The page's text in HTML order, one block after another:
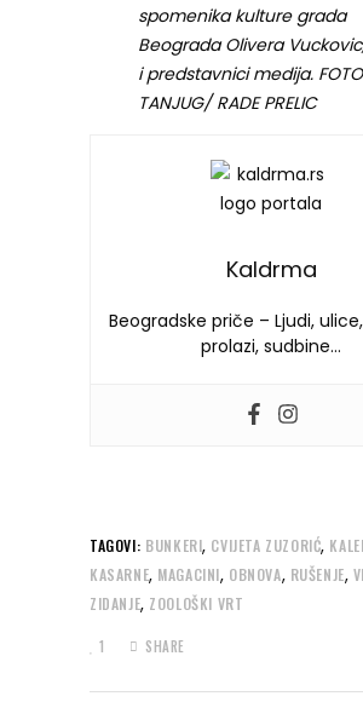
spomenika kulture grada
Beograda Olivera
i predstavnici medija. FOTO
TANJUG/ RADE PRELIC
Kaldrma
Beogradske priče – Ljudi,
prolazi, sudbine…
TAGOVI: BUNKERI, CVIJETA ZUZORIĆ,
KASARNE, MAGACINI, OBNOVA, RUŠENJE,
ZIDANJE, ZOOLOŠKI VRT
1 SHARE